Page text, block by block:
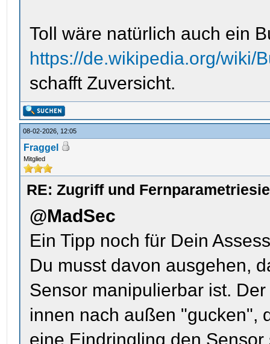
Toll wäre natürlich auch ein
https://de.wikipedia.org/wiki/
schafft Zuversicht.
08-02-2026, 12:05
Fraggel
Mitglied
RE: Zugriff und
@MadSec
Ein Tipp noch für Dein
Du musst davon ausgehen,
Sensor manipulierbar ist.
innen nach außen "gucken",
eine Eindringling den